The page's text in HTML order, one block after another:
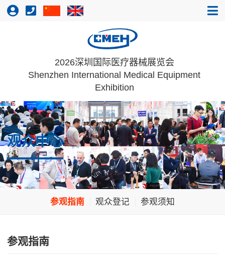
2026深圳国际医疗器械展览会
Shenzhen International Medical Equipment
Exhibition
观众中心
参观指南 观众登记 参观须知
参观指南